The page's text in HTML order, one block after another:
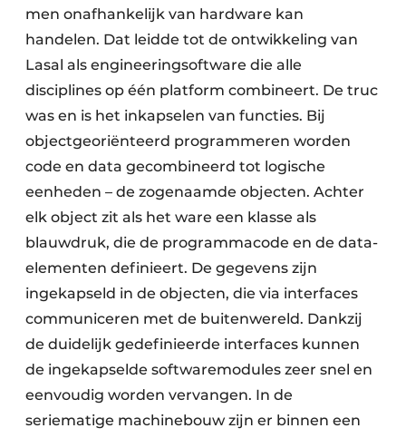
men onafhankelijk van hardware kan
handelen. Dat leidde tot de ontwikkeling van
Lasal als engineeringsoftware die alle
disciplines op één platform combineert. De truc
was en is het inkapselen van functies. Bij
objectgeoriënteerd programmeren worden
code en data gecombineerd tot logische
eenheden – de zogenaamde objecten. Achter
elk object zit als het ware een klasse als
blauwdruk, die de programmacode en de data-
elementen definieert. De gegevens zijn
ingekapseld in de objecten, die via interfaces
communiceren met de buitenwereld. Dankzij
de duidelijk gedefinieerde interfaces kunnen
de ingekapselde softwaremodules zeer snel en
eenvoudig worden vervangen. In de
seriematige machinebouw zijn er binnen een